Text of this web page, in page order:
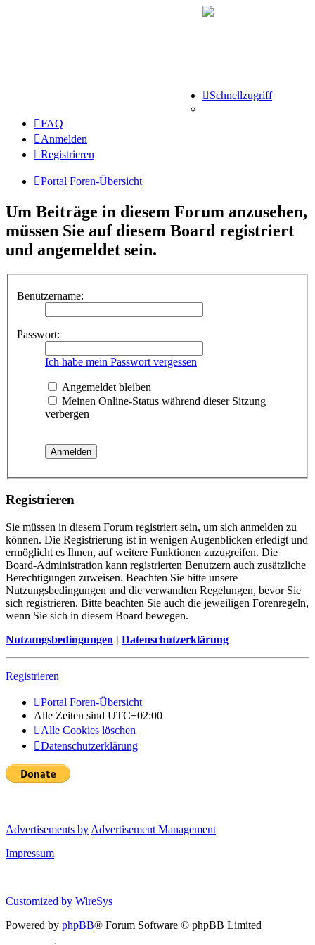
Schnellzugriff
FAQ
Anmelden
Registrieren
Portal Foren-Übersicht
Um Beiträge in diesem Forum anzusehen,
müssen Sie auf diesem Board registriert
und angemeldet sein.
Benutzername:
Passwort:
Ich habe mein Passwort vergessen
Angemeldet bleiben
Meinen Online-Status während dieser Sitzung
verbergen
Registrieren
Sie müssen in diesem Forum registriert sein, um sich anmelden zu
können. Die Registrierung ist in wenigen Augenblicken erledigt und
ermöglicht es Ihnen, auf weitere Funktionen zuzugreifen. Die
Board-Administration kann registrierten Benutzern auch zusätzliche
Berechtigungen zuweisen. Beachten Sie bitte unsere
Nutzungsbedingungen und die verwandten Regelungen, bevor Sie
sich registrieren. Bitte beachten Sie auch die jeweiligen Forenregeln,
wenn Sie sich in diesem Board bewegen.
Nutzungsbedingungen | Datenschutzerklärung
Registrieren
Portal Foren-Übersicht
Alle Zeiten sind UTC+02:00
Alle Cookies löschen
Datenschutzerklärung
Advertisements by Advertisement Management
Impressum
Customized by WireSys
Powered by phpBB® Forum Software © phpBB Limited